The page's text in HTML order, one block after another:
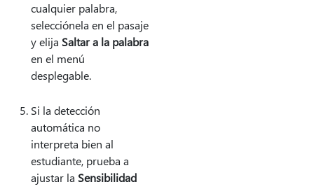
cualquier palabra,
selecciónela en el pasaje
y elija Saltar a la palabra
en el menú
desplegable.
Si la detección
automática no
interpreta bien al
estudiante, prueba a
ajustar la Sensibilidad